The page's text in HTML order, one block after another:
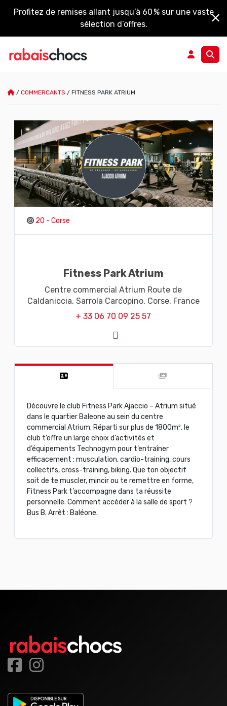
Profitez de remises allant jusqu’à 60 % sur une vaste
sélection d’offres.
/ COMMERCANTS / FITNESS PARK ATRIUM
20 - Corse
Fitness Park Atrium
Centre commercial Atrium Route de
Caldaniccia, Sarrola Carcopino, Corse, France
+ 33 06 70 09 25 57
Découvre le club Fitness Park Ajaccio – Atrium situé
dans le quartier Baleone au sein du centre
commercial Atrium. Réparti sur plus de 1800m², le
club t’offre un large choix d’activités et
d’équipements Technogym pour t’entraîner
efficacement : musculation, cardio-training, cours
collectifs, cross-training, biking. Que ton objectif
soit de te muscler, mincir ou te remettre en forme,
Fitness Park t’accompagne dans ta réussite
personnelle. Comment accéder à la salle de sport ?
Bus B. Arrêt : Baléone.